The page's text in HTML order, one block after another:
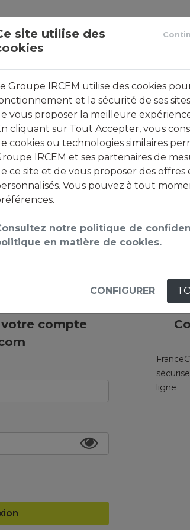
Le groupe de protection sociale des
sur votre
nous rencontrons
pour la gêne occasionnée.
Choisissez votre mode de
compte
ligne
site utilise des
Groupe IRCEM utilise des cookies
et la sécurité de ses
vous proposer la meilleure
cliquant sur Tout Accepter, vous
cookies ou technologies similaires
IRCEM et ses partenaires de
ce site et de vous proposer des offres
Vous pouvez à tout
notre politique de
en matière de cookies.
CONFIGURER